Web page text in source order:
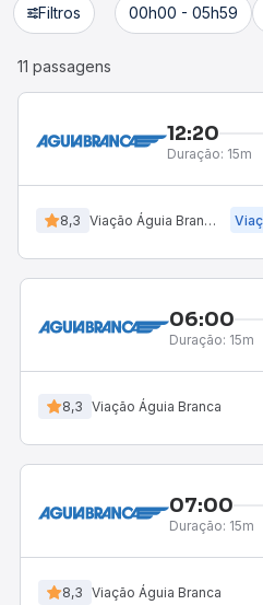
Filtros 00h00 - 05h59
11 passagens
12:20
Duração: 15m
8,3 Viação Águia Branca
06:00
Duração: 15m
8,3 Viação Águia Branca
07:00
Duração: 15m
8,3 Viação Águia Branca